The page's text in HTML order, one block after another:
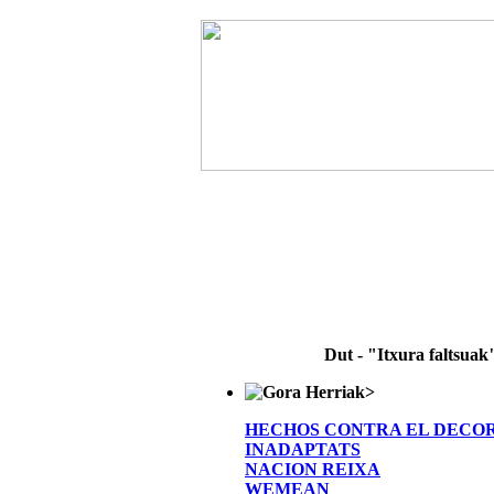
Dut - "Itxura
>
HECHOS CONTRA EL
INADAPTATS
NACION REIXA
WEMEAN